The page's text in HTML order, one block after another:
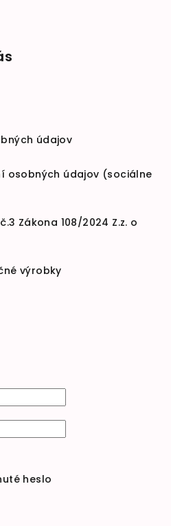
údajov
osobných údajov (sociálne
Zákona 108/2024 Z.z. o
výrobky
heslo